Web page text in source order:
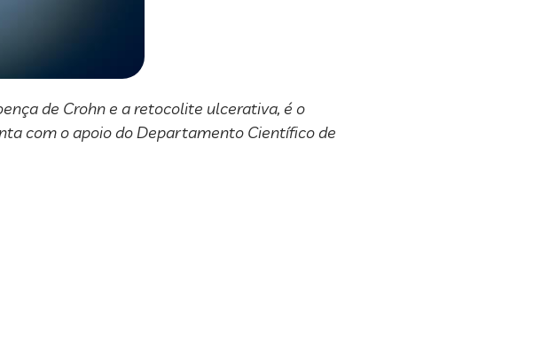
de Crohn e a retocolite ulcerativa, é o
com o apoio do Departamento Científico de